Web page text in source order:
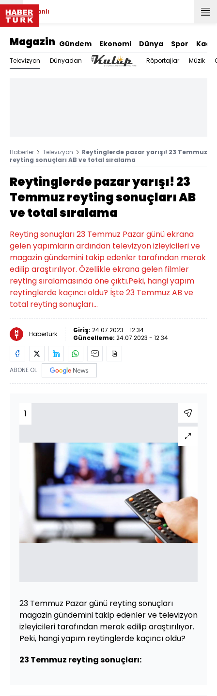
Canlı
Magazin Gündem Ekonomi Dünya Spor
Televizyon Dünyadan Röportajlar Müzik
Haberler Televizyon
Reytinglerde pazar yarışı! 23 Temmuz
reyting sonuçları AB ve total sıralama
Reytinglerde pazar yarışı! 23
Temmuz reyting sonuçları AB
ve total sıralama
Reyting sonuçları 23 Temmuz Pazar günü ekrana
gelen yapımların ardından televizyon izleyicileri ve
magazin gündemini takip edenler tarafından merak
edilip araştırılıyor. Özellikle ekrana gelen filmler
reyting sıralamasında öne çıktı.Peki, hangi yapım
reytinglerde kaçıncı oldu? İşte 23 Temmuz AB ve
total reyting sonuçları...
Habertürk Giriş: 24.07.2023 - 12:34
Güncelleme: 24.07.2023 - 12:34
ABONE OL
1
23 Temmuz Pazar günü reyting sonuçları
magazin gündemini takip edenler ve televizyon
izleyicileri tarafından merak edilip araştırılıyor.
Peki, hangi yapım reytinglerde kaçıncı oldu?
23 Temmuz reyting sonuçları: